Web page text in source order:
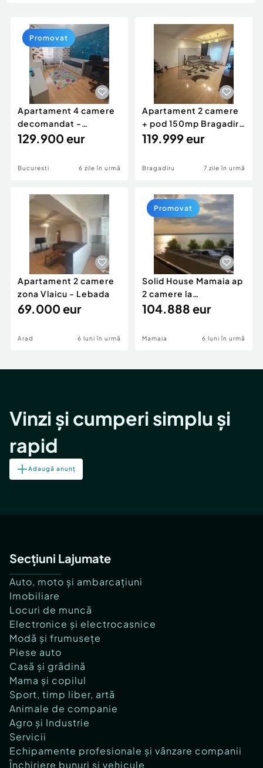
Animale de companie
Afaceri și echipamente profesionale
Inchiriere Bunuri si Vehicule
Piese auto si accesorii
Dacia Duster
Apartament 4 camere
decomandat -
centrala- Titan / Aleea
129.900 eur
Bucuresti 6 zile în urmă
Promovat
Apartament 2 camere
+ pod 150mp Bragadiru
Cartierul Verde
119.999 eur
Bragadiru 7 zile în urmă
Apartament 2 camere
zona Vlaicu - Lebada
69.000 eur
Arad 6 luni în urmă
Solid House Mamaia ap
2 camere la
cheie,langa Mega
104.888 eur
Mamaia 6 luni în urmă
Promovat
Vinzi și cumperi simplu și
rapid
Adaugă anunț
Secțiuni Lajumate
Auto, moto și ambarcațiuni
Imobiliare
Locuri de muncă
Electronice și electrocasnice
Modă și frumusețe
Piese auto
Casă și grădină
Mama și copilul
Sport, timp liber, artă
Animale de companie
Agro și Industrie
Servicii
Echipamente profesionale și vânzare companii
Închiriere bunuri și vehicule